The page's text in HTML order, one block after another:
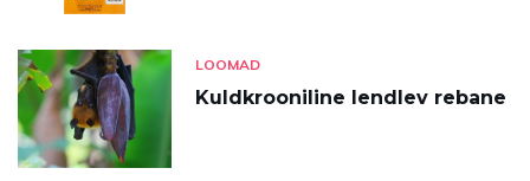
LOOMAD
Kuldkrooniline lendlev rebane